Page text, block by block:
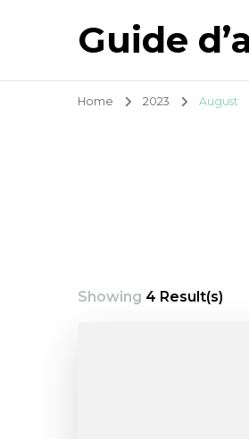
Guide
Home 2023 August
Showing 4 Result(s)